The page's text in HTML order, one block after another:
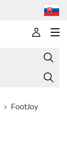
FootJoy